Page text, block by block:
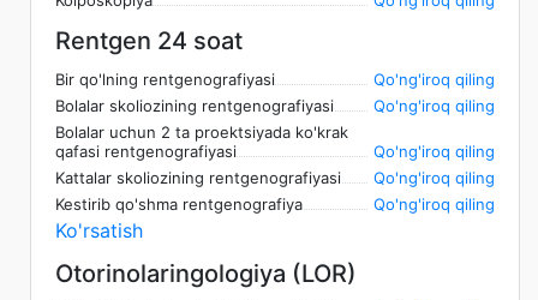
Rentgen 24 soat
Bir qo'lning rentgenografiyasi
Qo'ng'iroq qiling
Bolalar skoliozining rentgenografiyasi
Qo'ng'iroq qiling
Bolalar uchun 2 ta proektsiyada ko'krak
qafasi rentgenografiyasi
Qo'ng'iroq qiling
Kattalar skoliozining rentgenografiyasi
Qo'ng'iroq qiling
Kestirib qo'shma rentgenografiya
Qo'ng'iroq qiling
Ko'rsatish
Otorinolaringologiya (LOR)